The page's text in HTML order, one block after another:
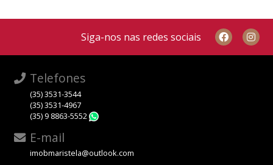
Siga-nos nas redes sociais
Telefones
(35) 3531-3544
(35) 3531-4967
(35) 9 8863-5552
E-mail
imobmaristela@outlook.com